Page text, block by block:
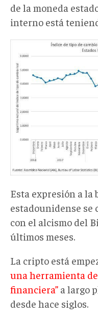
de la moneda
interno está
Esta expresión a la
estadounidense
con el alcismo del
últimos meses.
La cripto está
una herramienta
financiera” a largo
desde hace siglos.